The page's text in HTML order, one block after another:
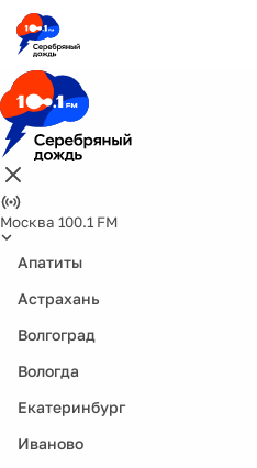
Москва 100.1 FM
Апатиты
Астрахань
Волгоград
Вологда
Екатеринбург
Иваново